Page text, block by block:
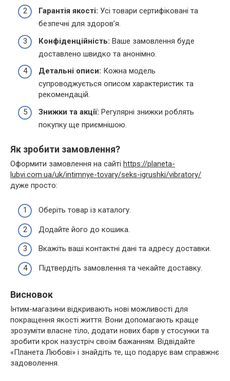
Гарантія якості: Усі товари сертифіковані та
безпечні для здоров’я.
Конфіденційність: Ваше замовлення буде
доставлено швидко та анонімно.
Детальні описи: Кожна модель
супроводжується описом характеристик та
рекомендацій.
Знижки та акції: Регулярні знижки роблять
покупку ще приємнішою.
Як зробити замовлення?
Оформити замовлення на сайті https://planeta-
lubvi.com.ua/uk/intimnye-tovary/seks-igrushki/vibratory/
дуже просто:
Оберіть товар із каталогу.
Додайте його до кошика.
Вкажіть ваші контактні дані та адресу доставки.
Підтвердіть замовлення та чекайте доставку.
Висновок
Інтим-магазини відкривають нові можливості для
покращення якості життя. Вони допомагають краще
зрозуміти власне тіло, додати нових барв у стосунки та
зробити крок назустріч своїм бажанням. Відвідайте
«Планета Любові» і знайдіть те, що подарує вам справжнє
задоволення.